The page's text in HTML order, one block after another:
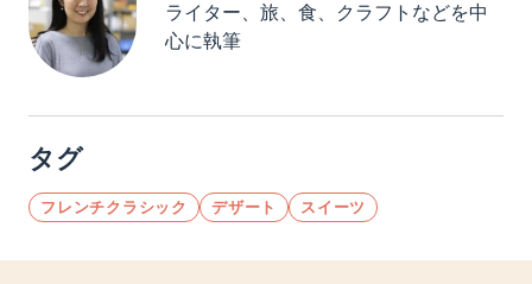
ライター、旅、食、クラフトなどを中
心に執筆
タグ
フレンチクラシック デザート スイーツ